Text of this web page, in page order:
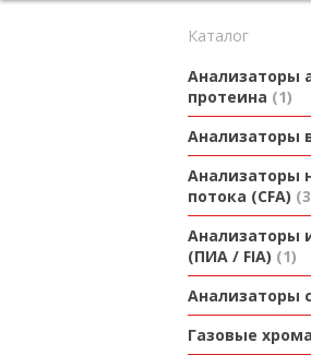
Каталог
Анализаторы
протеина
1
Анализаторы
Анализаторы
потока (CFA) 3
Анализаторы
(ПИА / FIA)
1
Анализаторы
Газовые